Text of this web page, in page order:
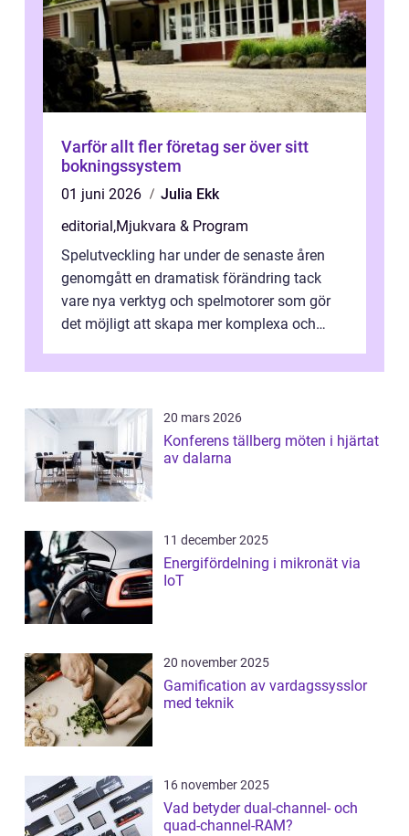
Varför allt fler företag ser över sitt
bokningssystem
01 juni 2026
Julia Ekk
editorial ,Mjukvara & Program
Spelutveckling har under de senaste åren
genomgått en dramatisk förändring tack
vare nya verktyg och spelmotorer som gör
det möjligt att skapa mer komplexa och
20 mars 2026
Konferens tällberg möten i hjärtat
av dalarna
11 december 2025
Energifördelning i mikronät via
IoT
20 november 2025
Gamification av vardagssysslor
med teknik
16 november 2025
Vad betyder dual-channel- och
quad-channel-RAM?